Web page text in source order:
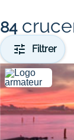
84
Filtrer